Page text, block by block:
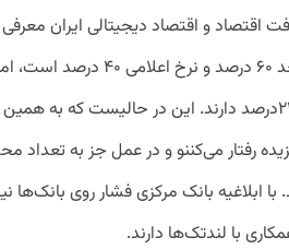
اقتصاد و اقتصاد دیجیتالی ایران
توضیح داد: نرخ تورم در عمل عددی در حد ۶۰ درصد و نرخ
مرکزی از ما توقع ارائه تسهیلاتی در حد ۲۳درصد دارند. این در حالیست که
رفتار می‌کننو و در عمل جز به تعداد
بانک مرکزی فشار روی بانک‌ها
با لندتک‌ها دارند.